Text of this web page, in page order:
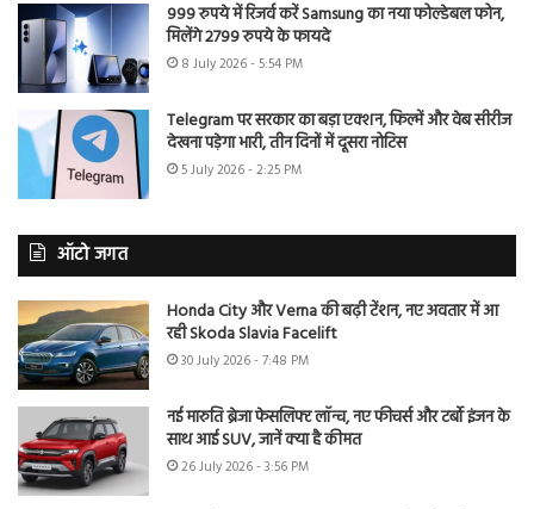
999 रुपये में रिजर्व करें Samsung का नया फोल्डेबल फोन,
मिलेंगे 2799 रुपये के फायदे
8 July 2026 - 5:54 PM
Telegram पर सरकार का बड़ा एक्शन, फिल्में और वेब सीरीज
देखना पड़ेगा भारी, तीन दिनों में दूसरा नोटिस
5 July 2026 - 2:25 PM
ऑटो जगत
Honda City और Verna की बढ़ी टेंशन, नए अवतार में आ
रही Skoda Slavia Facelift
30 July 2026 - 7:48 PM
नई मारुति ब्रेजा फेसलिफ्ट लॉन्च, नए फीचर्स और टर्बो इंजन के
साथ आई SUV, जानें क्या है कीमत
26 July 2026 - 3:56 PM